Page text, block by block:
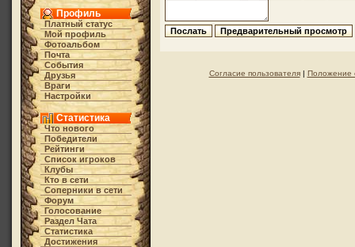
Профиль
Платный статус
Мой профиль
Фотоальбом
Почта
События
Друзья
Враги
Настройки
Статистика
Что нового
Победители
Рейтинги
Список игроков
Клубы
Кто в cети
Соперники в сети
Форум
Голосование
Раздел Чата
Статистика
Достижения
Согласие пользователя| Положение